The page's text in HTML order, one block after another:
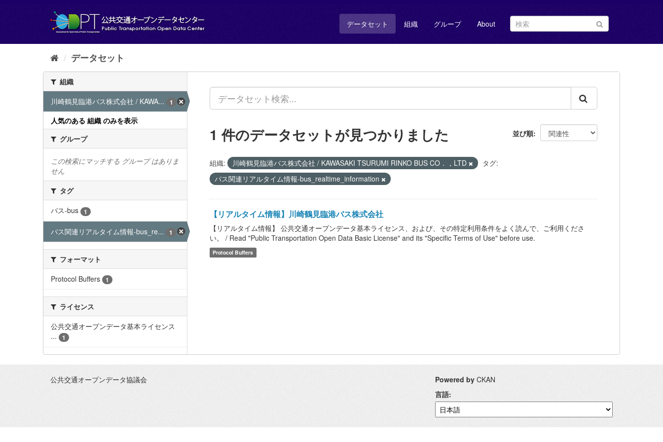
し
データセット 組織 グループ About
データセット
組織
川崎鶴見臨港バス株式会社 / KAWA...
1
人気のある 組織 のみを表示
グループ
この検索にマッチする グループ はありま
せん
タグ
バス-bus
1
バス関連リアルタイム情報-bus_re... 1
フォーマット
Protocol Buffers
1
ライセンス
公共交通オープンデータ基本ライセンス
...
1
並び順
1 件のデータセットが見つかりました
組織: 川崎鶴見臨港バス株式会社 / KAWASAKI TSURUMI RINKO BUS CO．，LTD
タグ:
バス関連リアルタイム情報-bus_realtime_information
【リアルタイム情報】川崎鶴見臨港バス株式会社
【リアルタイム情報】 公共交通オープンデータ基本ライセンス、および、その特定利用条件をよく読んで、ご利用くださ
い。 / Read "Public Transportation Open Data Basic License" and its "Specific Terms of Use" before use.
Protocol Buffers
公共交通オープンデータ協議会 Powered by CKAN
言語